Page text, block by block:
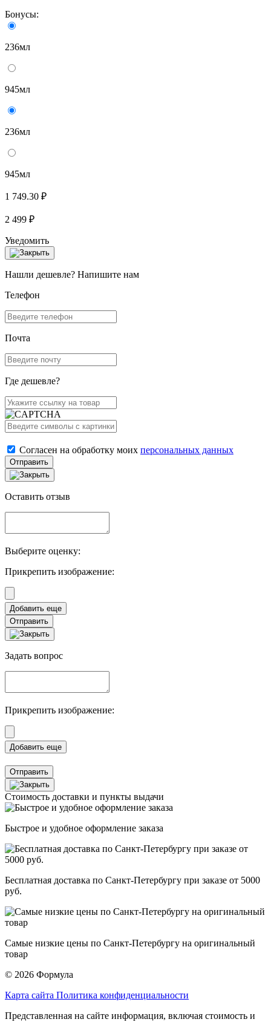
Бонусы:
236мл
945мл
236мл
945мл
1 749.30 ₽
2 499 ₽
Уведомить
Нашли дешевле? Напишите нам
Телефон
Почта
Где дешевле?
Согласен на обработку моих персональных данных
Отправить
Оставить отзыв
Выберите оценку:
Прикрепить изображение:
Отправить
Задать вопрос
Прикрепить изображение:
Отправить
Стоимость доставки и пункты выдачи
Быстрое и удобное оформление заказа
Бесплатная доставка по Санкт-Петербургу при заказе от 5000
руб.
Самые низкие цены по Санкт-Петербургу на оригинальный
товар
© 2026 Формула
Карта сайта Политика конфиденциальности
Представленная на сайте информация, включая стоимость и